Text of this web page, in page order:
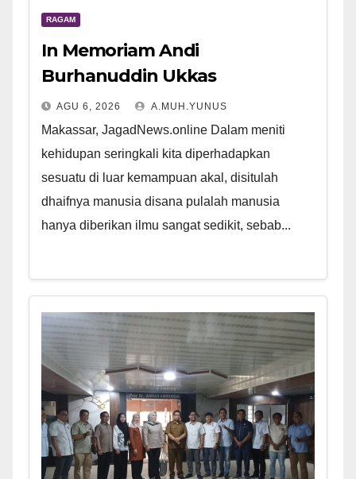
RAGAM
In Memoriam Andi
Burhanuddin Ukkas
AGU 6, 2026 A.MUH.YUNUS
Makassar, JagadNews.online Dalam meniti
kehidupan seringkali kita diperhadapkan
sesuatu di luar kemampuan akal, disitulah
dhaifnya manusia disana pulalah manusia
hanya diberikan ilmu sangat sedikit, sebab...